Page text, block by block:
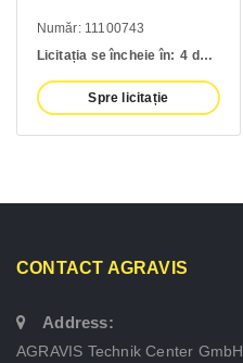
Număr: 11100743
Licitația se încheie în: 4 days
Spre licitație
CONTACT AGRAVIS
Address:
AGRAVIS Technik Center GmbH